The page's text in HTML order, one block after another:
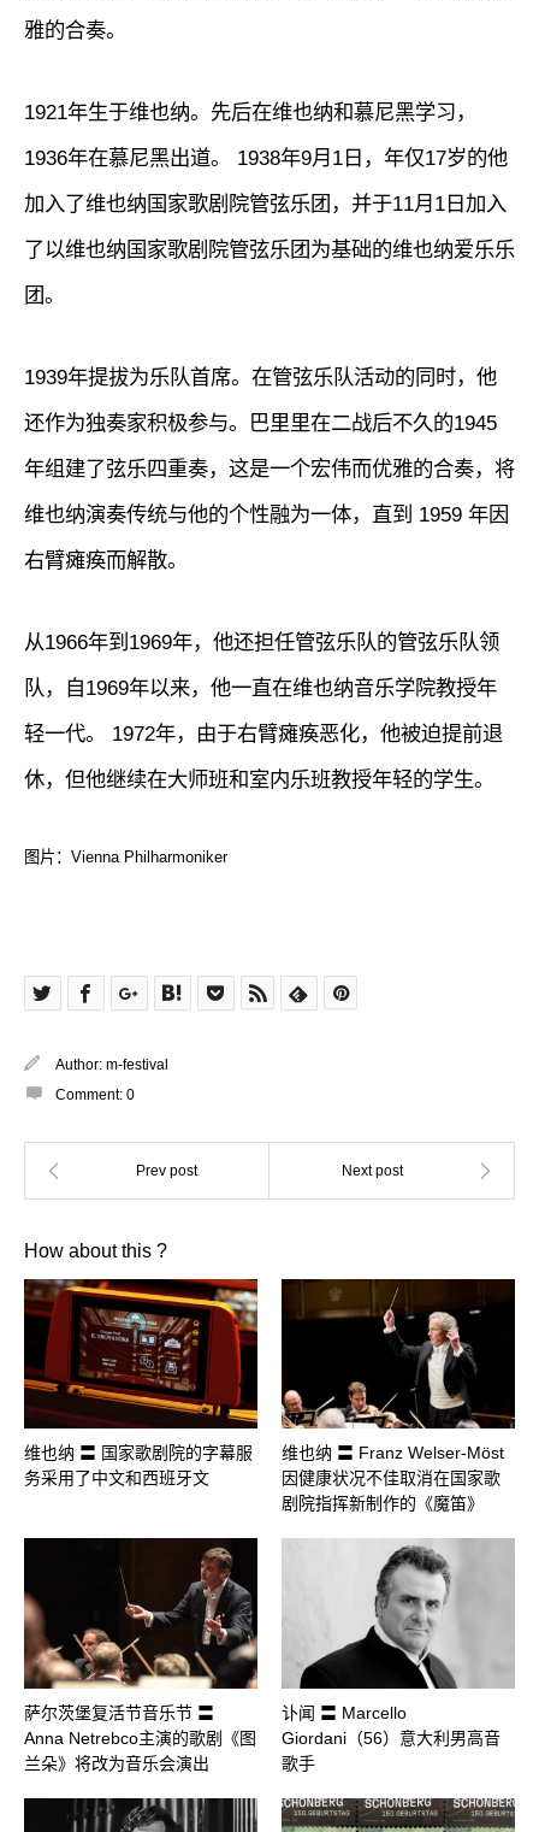
雅的合奏。
1921年生于维也纳。先后在维也纳和慕尼黑学习，
1936年在慕尼黑出道。 1938年9月1日，年仅17岁的他
加入了维也纳国家歌剧院管弦乐团，并于11月1日加入
了以维也纳国家歌剧院管弦乐团为基础的维也纳爱乐乐
团。
1939年提拔为乐队首席。在管弦乐队活动的同时，他
还作为独奏家积极参与。巴里里在二战后不久的1945
年组建了弦乐四重奏，这是一个宏伟而优雅的合奏，将
维也纳演奏传统与他的个性融为一体，直到 1959 年因
右臂瘫痪而解散。
从1966年到1969年，他还担任管弦乐队的管弦乐队领
队，自1969年以来，他一直在维也纳音乐学院教授年
轻一代。 1972年，由于右臂瘫痪恶化，他被迫提前退
休，但他继续在大师班和室内乐班教授年轻的学生。
图片：Vienna Philharmoniker
Author: m-festival
Comment: 0
How about this ?
维也纳 〓 国家歌剧院的字幕服
务采用了中文和西班牙文
维也纳 〓 Franz Welser-Möst
因健康状况不佳取消在国家歌
剧院指挥新制作的《魔笛》
萨尔茨堡复活节音乐节 〓
Anna Netrebco主演的歌剧《图
兰朵》将改为音乐会演出
讣闻 〓 Marcello
Giordani（56）意大利男高音
歌手